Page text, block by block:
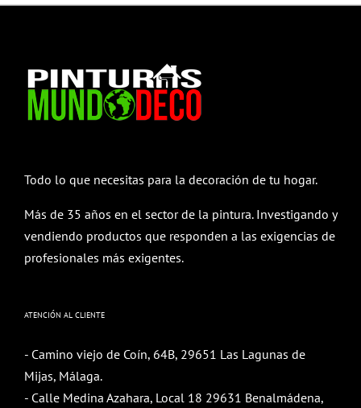
Todo lo que necesitas para la decoración de tu hogar.
Más de 35 años en el sector de la pintura. Investigando y
vendiendo productos que responden a las exigencias de
profesionales más exigentes.
ATENCIÓN AL CLIENTE
- Camino viejo de Coín, 64B, 29651 Las Lagunas de
Mijas, Málaga.
- Calle Medina Azahara, Local 18 29631 Benalmádena,